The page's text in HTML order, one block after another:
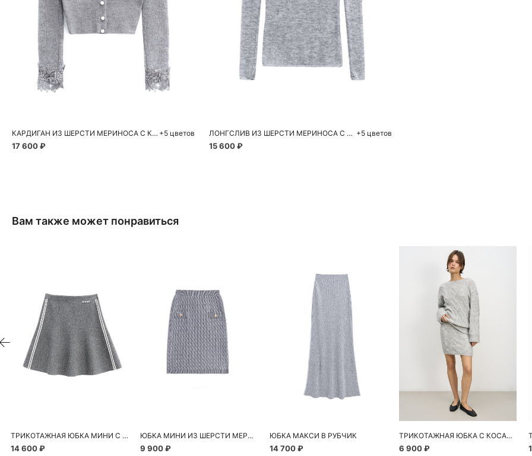
Добавить в корзину
S L
КАРДИГАН ИЗ ШЕРСТИ МЕРИНОСА С КРУЖЕВОМ
17 600 ₽
+5 цветов ЛОНГСЛИВ ИЗ ШЕРСТИ МЕРИНОСА С КРУЖЕВОМ
15 600 ₽
+5 цветов
Вам также может понравиться
ТРИКОТАЖНАЯ ЮБКА МИНИ С ЛАМПАСАМИ
14 600 ₽
ЮБКА МИНИ ИЗ ШЕРСТИ МЕРИНОСА ЭКСТРАФАЙН
9 900 ₽
ЮБКА МАКСИ В РУБЧИК
14 700 ₽
ТРИКОТАЖНАЯ ЮБКА С КОСАМИ
6 900 ₽